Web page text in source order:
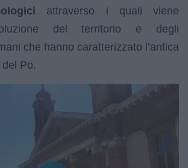
attraverso i quali viene
del territorio e degli
che hanno caratterizzato l’antica
Po.